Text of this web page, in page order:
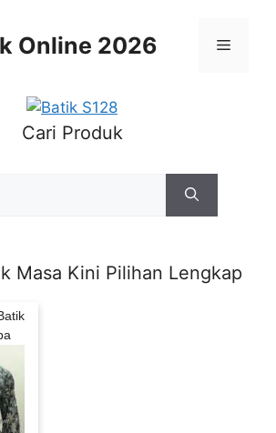
Online 2026 Menu
Cari Produk
Masa Kini Pilihan Lengkap